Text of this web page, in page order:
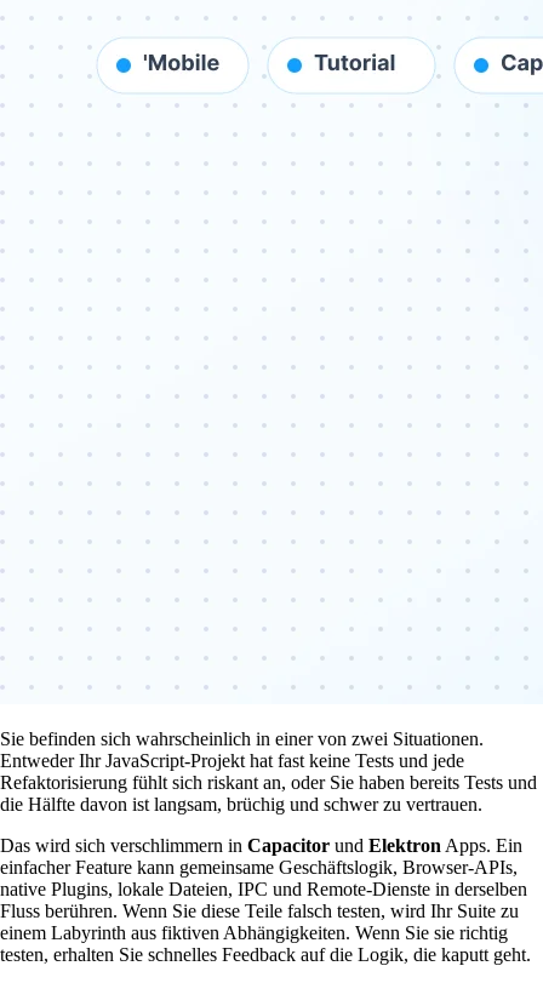
Sie befinden sich wahrscheinlich in einer von zwei Situationen.
Entweder Ihr JavaScript-Projekt hat fast keine Tests und jede
Refaktorisierung fühlt sich riskant an, oder Sie haben bereits Tests und
die Hälfte davon ist langsam, brüchig und schwer zu vertrauen.
Das wird sich verschlimmern in Capacitor und Elektron Apps. Ein
einfacher Feature kann gemeinsame Geschäftslogik, Browser-APIs,
native Plugins, lokale Dateien, IPC und Remote-Dienste in derselben
Fluss berühren. Wenn Sie diese Teile falsch testen, wird Ihr Suite zu
einem Labyrinth aus fiktiven Abhängigkeiten. Wenn Sie sie richtig
testen, erhalten Sie schnelles Feedback auf die Logik, die kaputt geht.